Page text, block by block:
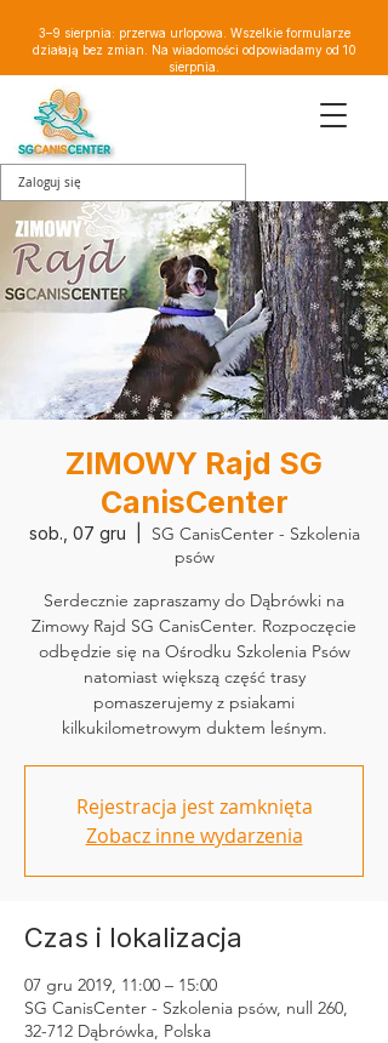
3–9 sierpnia: przerwa urlopowa. Wszelkie formularze
działają bez zmian. Na wiadomości odpowiadamy od 10
sierpnia.
Zaloguj się
ZIMOWY Rajd SG
CanisCenter
sob., 07 gru
SG CanisCenter - Szkolenia
psów
Serdecznie zapraszamy do Dąbrówki na
Zimowy Rajd SG CanisCenter. Rozpoczęcie
odbędzie się na Ośrodku Szkolenia Psów
natomiast większą część trasy
pomaszerujemy z psiakami
kilkukilometrowym duktem leśnym.
Rejestracja jest zamknięta
Zobacz inne wydarzenia
Czas i lokalizacja
07 gru 2019, 11:00 – 15:00
SG CanisCenter - Szkolenia psów, null 260,
32-712 Dąbrówka, Polska